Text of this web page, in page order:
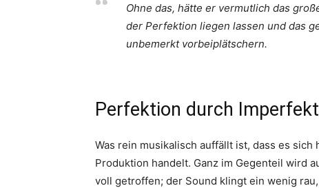
Ohne das, hätte er vermutlich das
der Perfektion liegen lassen und das
unbemerkt vorbeiplätschern.
Perfektion durch
Was rein musikalisch auffällt ist, dass es
Produktion handelt. Ganz im Gegenteil wird
voll getroffen; der Sound klingt ein wenig